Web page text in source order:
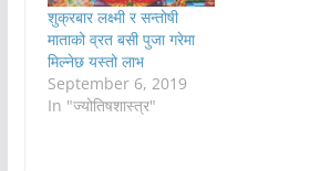
शुक्रबार लक्ष्मी र सन्तोषी
माताको व्रत बसी पुजा गरेमा
मिल्नेछ यस्तो लाभ
September 6, 2019
In "ज्योतिषशास्त्र"